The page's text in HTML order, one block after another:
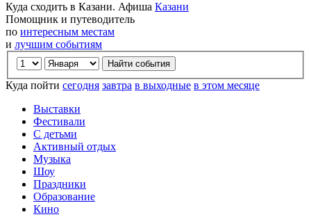
Куда сходить в Казани. Афиша Казани
Помощник и путеводитель
по интересным местам
и лучшим событиям
Куда пойти сегодня завтра в выходные в этом месяце
Выставки
Фестивали
С детьми
Активный отдых
Музыка
Шоу
Праздники
Образование
Кино